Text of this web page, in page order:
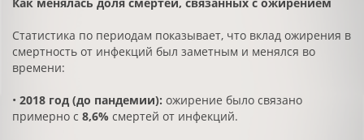
Статистика по периодам показывает, что вклад ожирения в
смертность от инфекций был заметным и менялся во
времени:
• 2018 год (до пандемии): ожирение было связано
примерно с 8,6% смертей от инфекций.